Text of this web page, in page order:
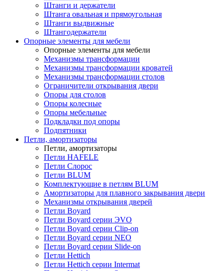
Штанги и держатели
Штанга овальная и прямоугольная
Штанги выдвижные
Штангодержатели
Опорные элементы для мебели
Опорные элементы для мебели
Механизмы трансформации
Механизмы трансформации кроватей
Механизмы трансформации столов
Ограничители открывания двери
Опоры для столов
Опоры колесные
Опоры мебельные
Подкладки под опоры
Подпятники
Петли, амортизаторы
Петли, амортизаторы
Петли HAFELE
Петли Слорос
Петли BLUM
Комплектующие в петлям BLUM
Амортизаторы для плавного закрывания двери
Механизмы открывания дверей
Петли Boyard
Петли Boyard серии ЭVO
Петли Boyard серии Clip-on
Петли Boyard серии NEO
Петли Boyard серии Slide-on
Петли Hettich
Петли Hettich серии Intermat